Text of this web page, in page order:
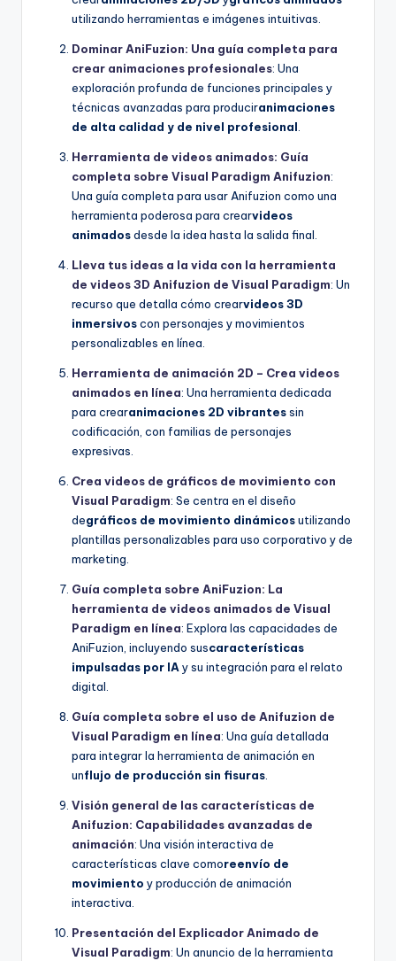
utilizando herramientas e imágenes intuitivas.
Dominar AniFuzion: Una guía completa para
crear animaciones profesionales: Una
exploración profunda de funciones principales y
técnicas avanzadas para produciranimaciones
de alta calidad y de nivel profesional.
Herramienta de videos animados: Guía
completa sobre Visual Paradigm Anifuzion:
Una guía completa para usar Anifuzion como una
herramienta poderosa para crearvideos
animadosdesde la idea hasta la salida final.
Lleva tus ideas a la vida con la herramienta
de videos 3D Anifuzion de Visual Paradigm: Un
recurso que detalla cómo crearvideos 3D
inmersivoscon personajes y movimientos
personalizables en línea.
Herramienta de animación 2D – Crea videos
animados en línea: Una herramienta dedicada
para crearanimaciones 2D vibrantessin
codificación, con familias de personajes
expresivas.
Crea videos de gráficos de movimiento con
Visual Paradigm: Se centra en el diseño
degráficos de movimiento dinámicosutilizando
plantillas personalizables para uso corporativo y de
marketing.
Guía completa sobre AniFuzion: La
herramienta de videos animados de Visual
Paradigm en línea: Explora las capacidades de
AniFuzion, incluyendo suscaracterísticas
impulsadas por IAy su integración para el relato
digital.
Guía completa sobre el uso de Anifuzion de
Visual Paradigm en línea: Una guía detallada
para integrar la herramienta de animación en
unflujo de producción sin fisuras.
Visión general de las características de
Anifuzion: Capabilidades avanzadas de
animación: Una visión interactiva de
características clave comoreenvío de
movimiento y producción de animación
interactiva.
Presentación del Explicador Animado de
Visual Paradigm: Un anuncio de la herramienta